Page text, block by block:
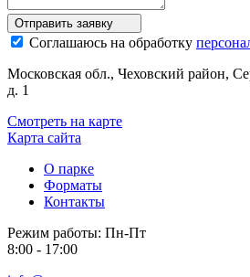
Отправить заявку
Соглашаюсь на обработку
Московская обл., Чеховский район,
д. 1
Смотреть на карте
Карта сайта
О парке
Форматы
Контакты
Режим работы: Пн-Пт
8:00 - 17:00